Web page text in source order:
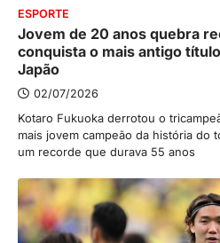
ESPORTE
Jovem de 20 anos quebra
conquista o mais antigo
Japão
02/07/2026
Kotaro Fukuoka derrotou o
mais jovem campeão da história do
um recorde que durava 55 anos